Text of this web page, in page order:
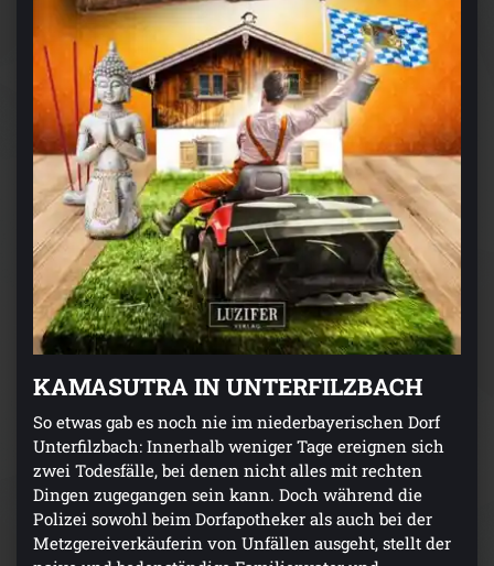
KAMASUTRA IN UNTERFILZBACH
So etwas gab es noch nie im niederbayerischen Dorf
Unterfilzbach: Innerhalb weniger Tage ereignen sich
zwei Todesfälle, bei denen nicht alles mit rechten
Dingen zugegangen sein kann. Doch während die
Polizei sowohl beim Dorfapotheker als auch bei der
Metzgereiverkäuferin von Unfällen ausgeht, stellt der